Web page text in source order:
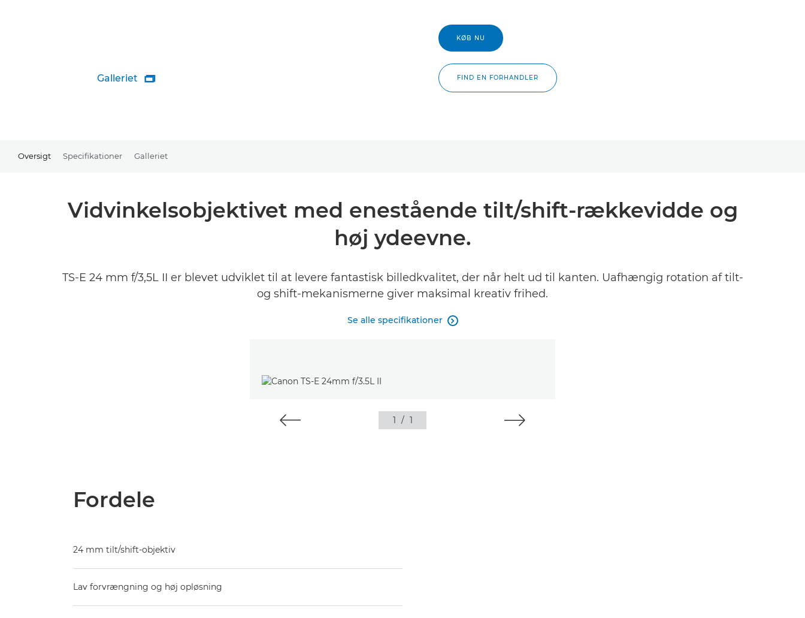
Galleriet 
KØB NU
FIND EN FORHANDLER
Oversigt Specifikationer Galleriet
Vidvinkelsobjektivet med enestående tilt/shift-rækkevidde og
høj ydeevne.
TS-E 24 mm f/3,5L II er blevet udviklet til at levere fantastisk billedkvalitet, der når helt ud til kanten. Uafhængig rotation af tilt-
og shift-mekanismerne giver maksimal kreativ frihed.
Se alle specifikationer 
1 / 1
Fordele
24 mm tilt/shift-objektiv
Lav forvrængning og høj opløsning